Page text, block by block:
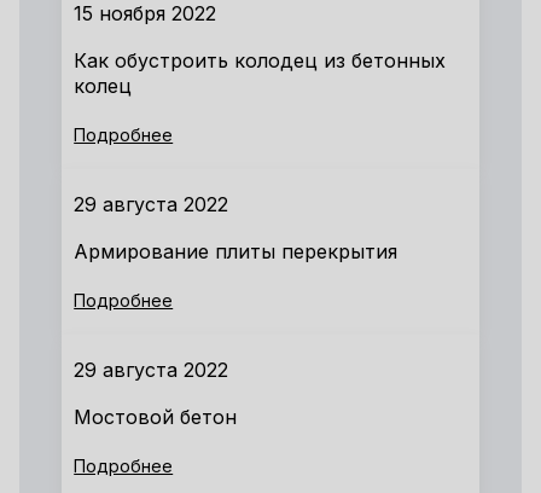
15 ноября 2022
Как обустроить колодец из бетонных
колец
Подробнее
29 августа 2022
Армирование плиты перекрытия
Подробнее
29 августа 2022
Мостовой бетон
Подробнее